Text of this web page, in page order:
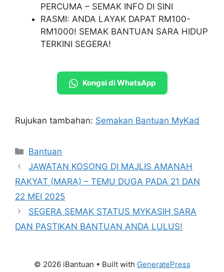
PERCUMA – SEMAK INFO DI SINI
RASMI: ANDA LAYAK DAPAT RM100-
RM1000! SEMAK BANTUAN SARA HIDUP
TERKINI SEGERA!
Kongsi di WhatsApp
Rujukan tambahan: Semakan Bantuan MyKad
Categories
Bantuan
JAWATAN KOSONG DI MAJLIS AMANAH
RAKYAT (MARA) – TEMU DUGA PADA 21 DAN
22 MEI 2025
SEGERA SEMAK STATUS MYKASIH SARA
DAN PASTIKAN BANTUAN ANDA LULUS!
© 2026 iBantuan • Built with GeneratePress